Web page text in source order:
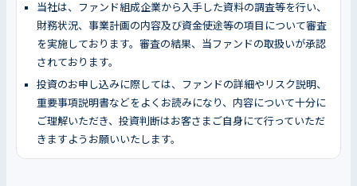
当社は、ファンド組成企業から入手した資料の調査等を行い、
財務状況、事業計画の内容及び資金使途等の項目について審査
を実施しております。審査の結果、当ファンドの取扱いが承認
されております。
投資のお申し込みに際しては、ファンドの詳細やリスク説明、
重要事項説明書などをよくお読みになり、内容について十分に
ご理解いただき、投資判断はお客さまご自身にて行っていただ
きますようお願いいたします。